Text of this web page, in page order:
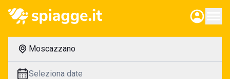
Moscazzano
Seleziona date